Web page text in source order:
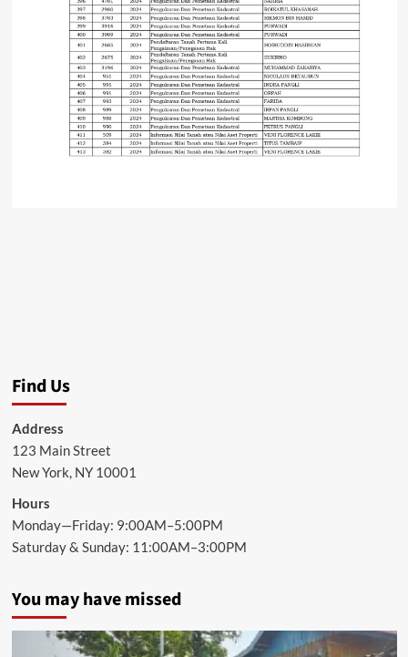
Find Us
Address
123 Main Street
New York, NY 10001
Hours
Monday—Friday: 9:00AM–5:00PM
Saturday & Sunday: 11:00AM–3:00PM
You may have missed